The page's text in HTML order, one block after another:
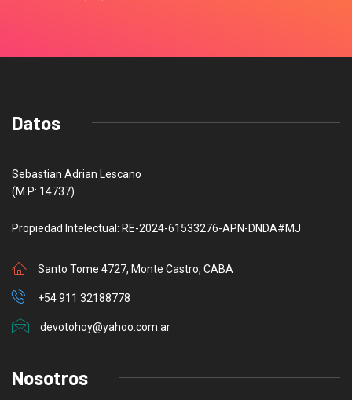
Datos
Sebastian Adrian Lescano
(M.P: 14737)
Propiedad Intelectual: RE-2024-61533276-APN-DNDA#MJ
Santo Tome 4727, Monte Castro, CABA
+54 911 32188778
devotohoy@yahoo.com.ar
Nosotros